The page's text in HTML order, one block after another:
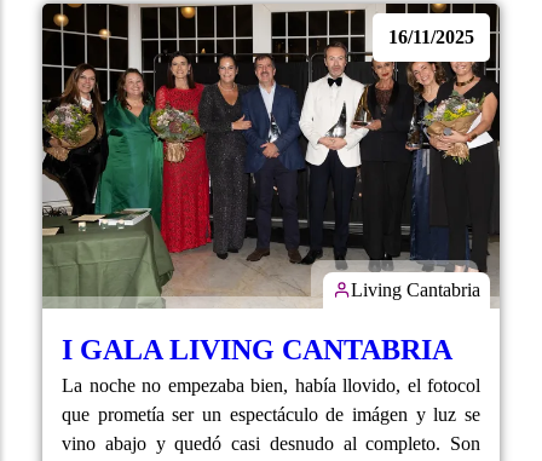
16/11/2025
Living Cantabria
I GALA LIVING CANTABRIA
La noche no empezaba bien, había llovido, el fotocol
que prometía ser un espectáculo de imágen y luz se
vino abajo y quedó casi desnudo al completo. Son